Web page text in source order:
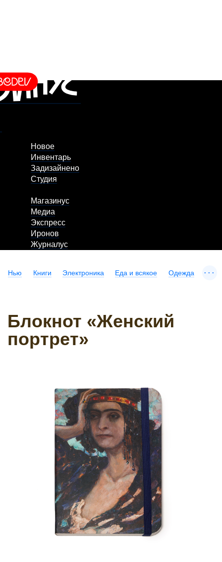
Новое
Инвентарь
Задизайнено
Студия
Магазинус
Медиа
Экспресс
Иронов
Журналус
Нью Книги Электроника Еда и всякое Одежда ...
Блокнот «Женский
портрет»